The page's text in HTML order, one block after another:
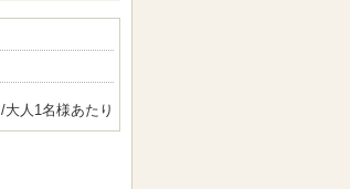
/大人1名様あたり